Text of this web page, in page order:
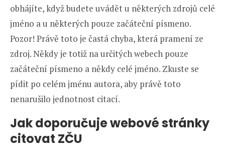
obhájíte, když budete uvádět u některých zdrojů celé
jméno a u některých pouze začáteční písmeno.
Pozor! Právě toto je častá chyba, která pramení ze
zdroj. Někdy je totiž na určitých webech pouze
začáteční písmeno a někdy celé jméno. Zkuste se
pídit po celém jménu autora, aby právě toto
nenarušilo jednotnost citací.
Jak doporučuje webové stránky
citovat ZČU